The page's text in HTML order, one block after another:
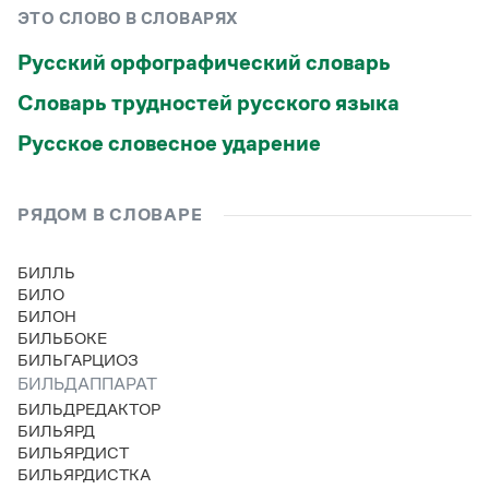
Словари русского языка как государственного
Справочники
Правила русской орфографии и пунктуации
Письмовник
Справочник по фразеологии
Азбучные истины
Словарь-справочник непростые слова
Все справочники портала
Журнал
Новости и события
Словарь русских имён
Словарь методических терминов
(1956)
ЭТО СЛОВО В СЛОВАРЯХ
Русский орфографический словарь
Словарь трудностей русского языка
Русское словесное ударение
РЯДОМ В СЛОВАРЕ
БИЛЛЬ
БИЛО
БИЛОН
БИЛЬБОКЕ
БИЛЬГАРЦИОЗ
БИЛЬДАППАРАТ
БИЛЬДРЕДАКТОР
БИЛЬЯРД
БИЛЬЯРДИСТ
БИЛЬЯРДИСТКА